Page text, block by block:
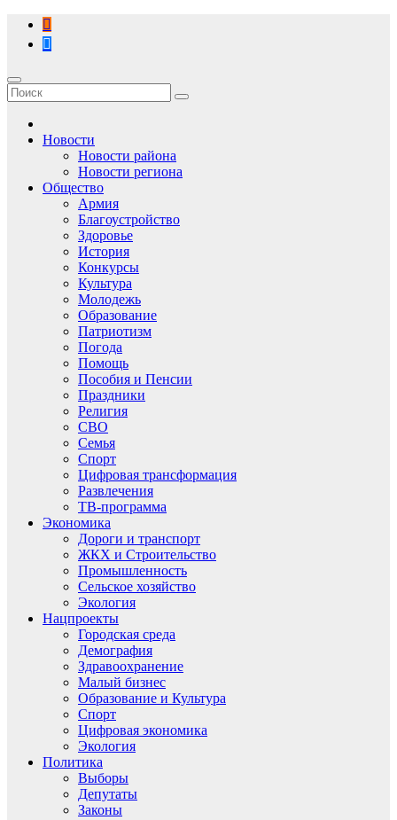
Перейти
содержимому
Новости
Новости района
Новости региона
Общество
Армия
Благоустройство
Здоровье
История
Конкурсы
Культура
Молодежь
Образование
Патриотизм
Погода
Помощь
Пособия и Пенсии
Праздники
Религия
СВО
Семья
Спорт
Цифровая трансформация
Развлечения
ТВ-программа
Экономика
Дороги и транспорт
ЖКХ и Строительство
Промышленность
Сельское хозяйство
Экология
Нацпроекты
Городская среда
Демография
Здравоохранение
Малый бизнес
Образование и Культура
Спорт
Цифровая экономика
Экология
Политика
Выборы
Депутаты
Законы